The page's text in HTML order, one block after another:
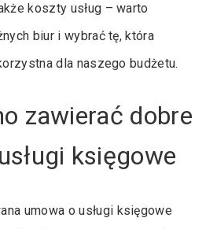
koszty usług – warto
biur i wybrać tę, która
dla naszego budżetu.
zawierać dobre
księgowe
umowa o usługi księgowe